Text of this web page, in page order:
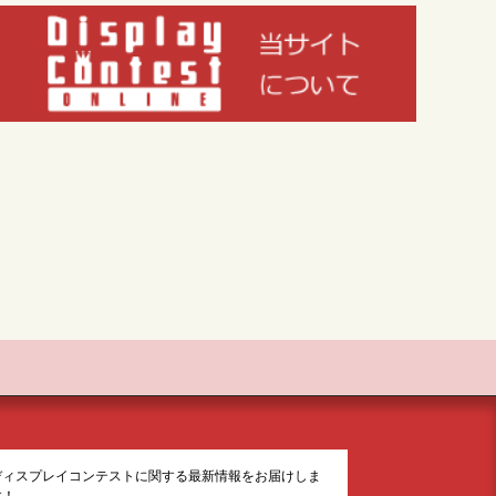
スプレイコンテストに関する最新情報をお届けしま